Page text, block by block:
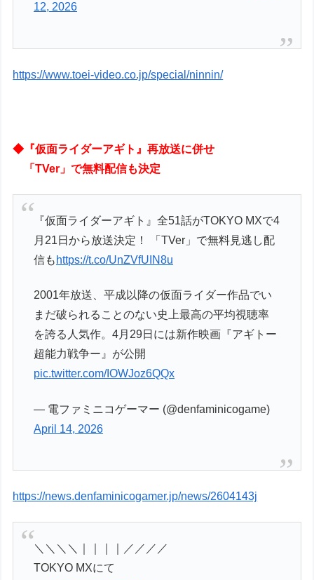
12, 2026
https://www.toei-video.co.jp/special/ninnin/
◆『仮面ライダーアギト』再放送に併せ
「TVer」で無料配信も決定
『仮面ライダーアギト』全51話がTOKYO MXで4
月21日から放送決定！ 「TVer」で無料見逃し配
信も https://t.co/UnZVfUIN8u
2001年放送、平成以降の仮⾯ライダー作品でい
まだ破られることのない史上最⾼の平均視聴率
を誇る人気作。4月29日には新作映画『アギトー
超能力戦争ー』が公開
pic.twitter.com/IOWJoz6QQx
— 電ファミニコゲーマー (@denfaminicogame)
April 14, 2026
https://news.denfaminicogamer.jp/news/2604143j
＼＼＼＼｜｜｜｜／／／／
TOKYO MXにて